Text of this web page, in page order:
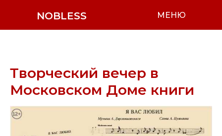
NOBLESS МЕНЮ
Творческий вечер в
Московском Доме книги